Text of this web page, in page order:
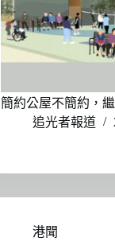
簡約公屋不簡約，
追光者報道
港聞